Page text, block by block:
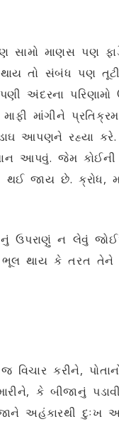
સામો માણસ પણ
તો સંબંધ પણ
અંદરના
આપણને રહ્યા
આપવું. જેમ કોઈની
જાય છે. ક્રોધ,
ઉપરાણું ન લેવું
ભૂલ થાય કે તરત
વિચાર કરીને,
કે બીજાનું
અહંકારથી દુઃખ